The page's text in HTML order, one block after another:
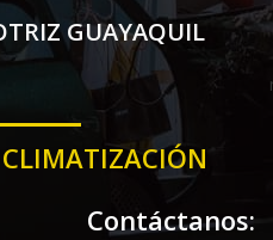
GUAYAQUIL
Contáctanos: